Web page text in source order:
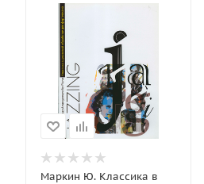
Маркин Ю. Классика в